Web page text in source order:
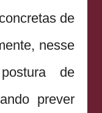
de
nesse
de
prever